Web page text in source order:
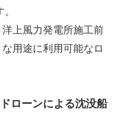
上風力発電所施工前
用途に利用可能なロ
ローンによる沈没船